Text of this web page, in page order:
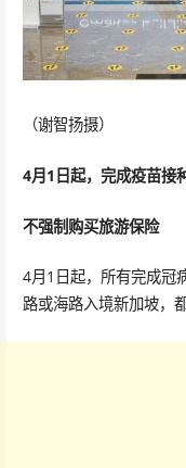
（谢智扬摄）
4月1日起，完成疫苗接
不强制购买旅游保险
4月1日起，所有完成冠
路或海路入境新加坡，